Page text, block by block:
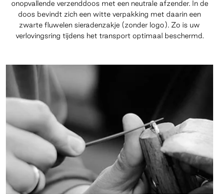
onopvallende verzenddoos met een neutrale afzender. In de
doos bevindt zich een witte verpakking met daarin een
zwarte fluwelen sieradenzakje (zonder logo). Zo is uw
verlovingsring tijdens het transport optimaal beschermd.